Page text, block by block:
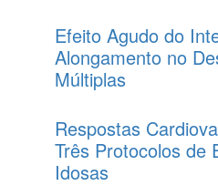
Efeito Agudo do
Alongamento no
Múltiplas
Respostas
Três Protocolos de
Idosas